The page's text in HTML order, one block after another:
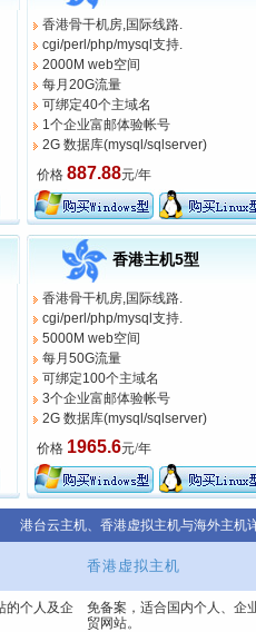
香港骨干机房,国际线路.
cgi/perl/php/mysql支持.
2000M web空间
每月20G流量
可绑定40个主域名
1个企业富邮体验帐号
2G 数据库(mysql/sqlserver)
价格 887.88元/年
香港主机5型
香港骨干机房,国际线路.
cgi/perl/php/mysql支持.
5000M web空间
每月50G流量
可绑定100个主域名
3个企业富邮体验帐号
2G 数据库(mysql/sqlserver)
价格 1965.6元/年
港台云主机、香港虚拟主机与海外主机
香港虚拟主机
的个人及企
免备案，适合国内个人、企
贸网站。